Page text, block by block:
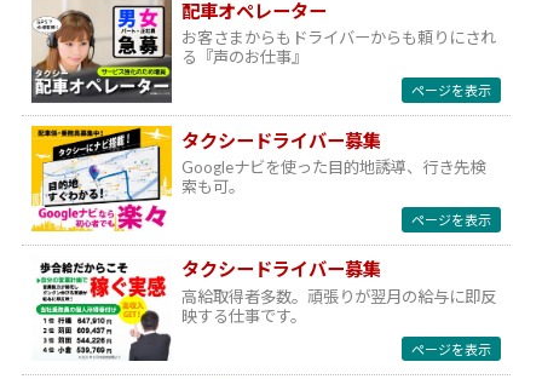
配車オペレーター
お客さまからもドライバーからも頼りにされ
る『声のお仕事』
ページを表示
タクシードライバー募集
Googleナビを使った目的地誘導、行き先検
索も可。
ページを表示
タクシードライバー募集
高給取得者多数。頑張りが翌月の給与に即反
映する仕事です。
ページを表示